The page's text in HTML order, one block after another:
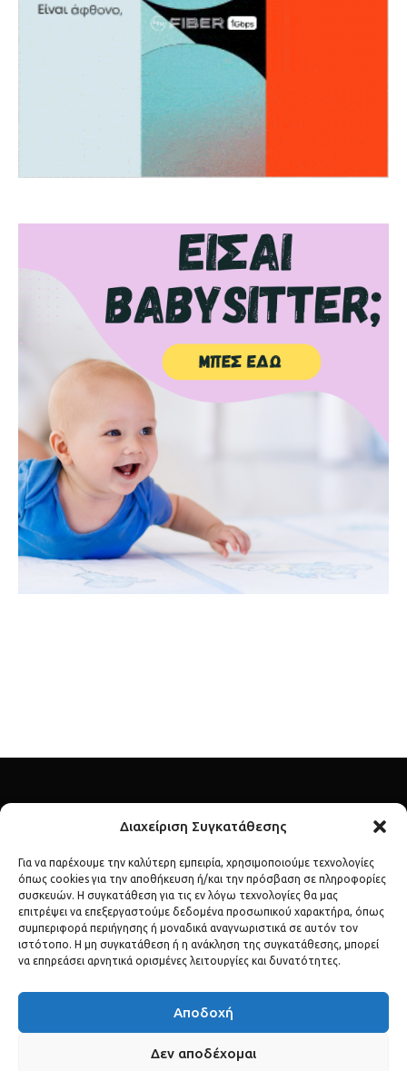
Διαχείριση Συγκατάθεσης
Για να παρέχουμε την καλύτερη εμπειρία, χρησιμοποιούμε τεχνολογίες
όπως cookies για την αποθήκευση ή/και την πρόσβαση σε πληροφορίες
συσκευών. Η συγκατάθεση για τις εν λόγω τεχνολογίες θα μας
επιτρέψει να επεξεργαστούμε δεδομένα προσωπικού χαρακτήρα, όπως
συμπεριφορά περιήγησης ή μοναδικά αναγνωριστικά σε αυτόν τον
ιστότοπο. Η μη συγκατάθεση ή η ανάκληση της συγκατάθεσης, μπορεί
να επηρεάσει αρνητικά ορισμένες λειτουργίες και δυνατότητες.
Αποδοχή
Δεν αποδέχομαι
Ανακάλυψε τον λαμπερό κόσμο των διασήμων μέσα από το
celebs.gr – το απόλυτο σημείο αναφοράς για lifestyle, μόδα,
gossip και αποκλειστικές αποκαλύψεις.
ΠΟΛΙΤΙΚΉ ΑΠΟΡΡΉΤΟΥ ΌΡΟΙ ΧΡΉΣΗΣ